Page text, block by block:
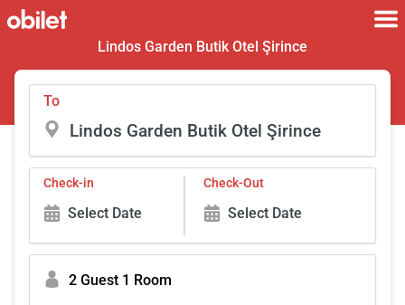
Lindos Garden Butik Otel Şirince
To
Check-in
Select Date
Check-Out
Select Date
2 Guest 1 Room